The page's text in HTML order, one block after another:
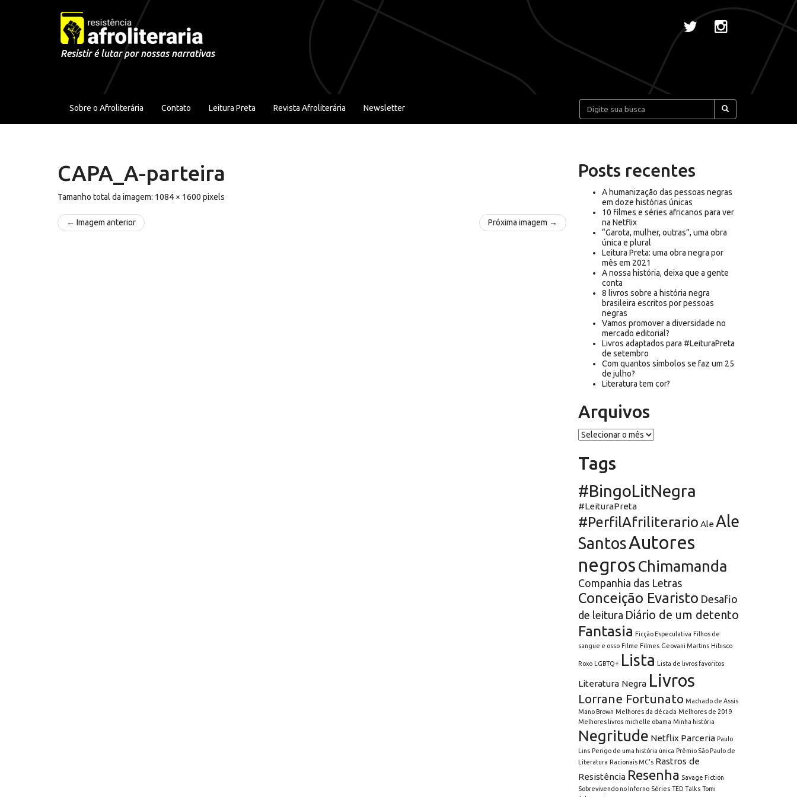
Pular para o conteúdo
Resistir é lutar por nossas narrativas
Sobre o Afroliterária Contato Leitura Preta Revista Afroliterária Newsletter Pesquisar:
CAPA_A-parteira
Tamanho total da imagem: 1084 × 1600 pixels
← Imagem anterior Próxima imagem →
Posts recentes
A humanização das pessoas negras
em doze histórias únicas
10 filmes e séries africanos para ver
na Netflix
“Garota, mulher, outras”, uma obra
única e plural
Leitura Preta: uma obra negra por
mês em 2021
A nossa história, deixa que a gente
conta
8 livros sobre a história negra
brasileira escritos por pessoas
negras
Vamos promover a diversidade no
mercado editorial?
Livros adaptados para #LeituraPreta
de setembro
Com quantos símbolos se faz um 25
de julho?
Literatura tem cor?
Arquivos
Arquivos
Tags
#BingoLitNegra
#LeituraPreta
#PerfilAfriliterario Ale Ale
SantosAutores
negros Chimamanda
Companhia das Letras
Conceição Evaristo Desafio
de leitura Diário de um detento
Fantasia Ficção Especulativa Filhos de
sangue e osso Filme Filmes Geovani Martins Hibisco
Roxo LGBTQ+ Lista Lista de livros favoritos
Literatura Negra Livros
Lorrane Fortunato Machado de Assis
Mano Brown Melhores da década Melhores de 2019
Melhores livros michelle obama Minha história
Negritude Netflix Parceria Paulo
Lins Perigo de uma história única Prêmio São Paulo de
Literatura Racionais MC's Rastros de
Resistência Resenha Savage Fiction
Sobrevivendo no Inferno Séries TED Talks Tomi